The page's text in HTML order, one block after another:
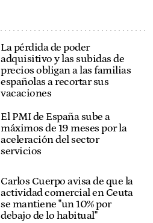
La pérdida de poder
adquisitivo y las subidas de
precios obligan a las familias
españolas a recortar sus
vacaciones
El PMI de España sube a
máximos de 19 meses por la
aceleración del sector
servicios
Carlos Cuerpo avisa de que la
actividad comercial en Ceuta
se mantiene "un 10% por
debajo de lo habitual"